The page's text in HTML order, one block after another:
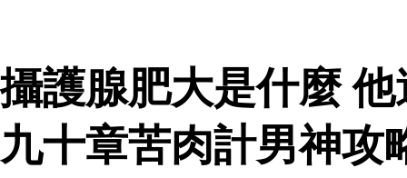
攝護腺肥大是什麼
九十章苦肉計男神攻